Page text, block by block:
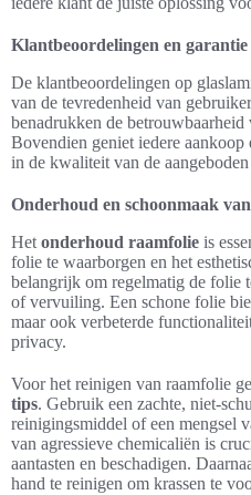
Klantbeoordelingen en
De klantbeoordelingen op
van de tevredenheid van
benadrukken de betrouwbaarheid
Bovendien geniet iedere
in de kwaliteit van de
Onderhoud en schoonmaak
Het onderhoud raamfolie is
folie te waarborgen en het
belangrijk om regelmatig de folie
of vervuiling. Een schone folie
maar ook verbeterde
privacy.
Voor het reinigen van raamfolie
tips. Gebruik een zachte, niet-
reinigingsmiddel of een mengsel
van agressieve chemicaliën is
aantasten en beschadigen.
hand te reinigen om krassen te